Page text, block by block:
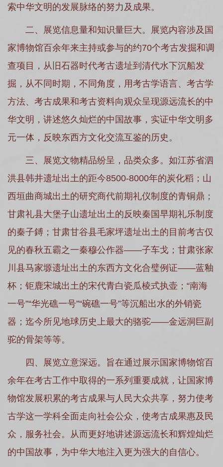
索中华文明的发展脉络的努力及成果。
二、展览信息量和知识量巨大。展览内容涉及国
家博物馆百余年来主持或参与的约70个考古发掘和调
查项目，从旧石器时代考古遗址到清代水下沉船发
掘，从不同时期，不同角度，用考古学语言、考古学
方法、考古成果和考古资料向观众呈现源远流长的中
华文明，讲述悠久灿烂的中国故事，实证中华文明多
元一体，反映东西方文化交流互鉴的历史。
三、展览文物精品纷呈，品类众多。如江苏省泗
洪县韩井遗址出土的距今8500-8000年的炭化稻；山
西垣曲商城出土的研究商代前期礼仪制度的青铜鼎；
甘肃礼县大堡子山遗址出土的反映秦国早期礼乐制度
的秦子鎛；甘肃甘谷县毛家坪遗址出土的目前考古仅
见的春秋五霸之一秦穆公作器——子车戈；甘肃张家
川县马家塬遗址出土的东西方文化合璧例证——蓝釉
杯；钜鹿宋城出土的宋代青白瓷瓜棱式执壶；“南海
一号”“华光礁一号”“碗礁一号”等沉船出水的外销瓷
器；迄今所见地球历史上最大的骆驼——金远洞巨副
驼的骨架等等。
四、展览立意深远。旨在通过展示国家博物馆百
余年在考古工作中取得的一系列重要成就，让国家博
物馆发展积累的考古成果与人民大众共享，努力使考
古学这一学科全面走向社会公众，使考古成果惠及民
众，服务社会。从而更好地讲述源远流长和辉煌灿烂
的中国故事，为中华大地注入更为强大的自信心。